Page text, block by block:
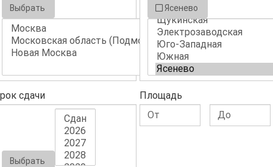
Выбрать Ясенево
сдачи
Выбрать
Площадь